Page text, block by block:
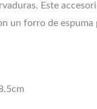
Este
un forro de espuma